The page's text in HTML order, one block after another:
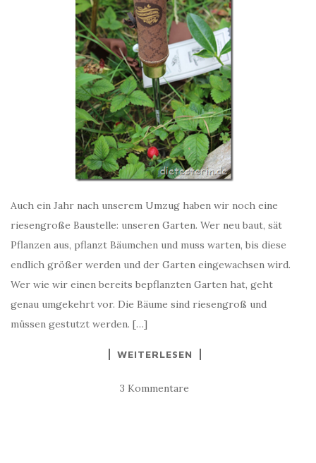
Auch ein Jahr nach unserem Umzug haben wir noch eine
riesengroße Baustelle: unseren Garten. Wer neu baut, sät
Pflanzen aus, pflanzt Bäumchen und muss warten, bis diese
endlich größer werden und der Garten eingewachsen wird.
Wer wie wir einen bereits bepflanzten Garten hat, geht
genau umgekehrt vor. Die Bäume sind riesengroß und
müssen gestutzt werden. […]
WEITERLESEN
3 Kommentare